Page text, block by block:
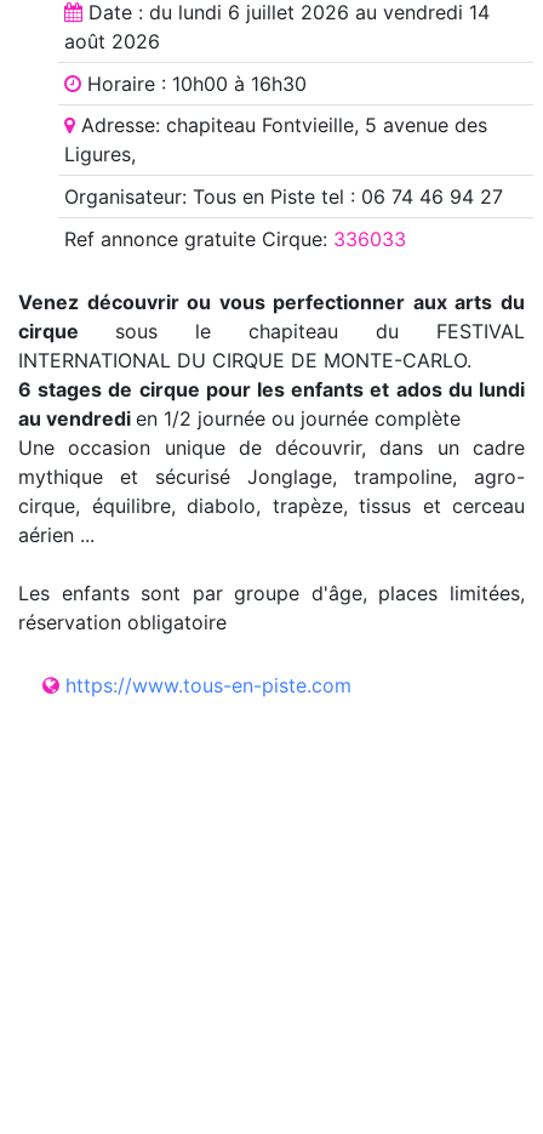
Date : du lundi 6 juillet 2026 au vendredi 14
août 2026
Horaire : 10h00 à 16h30
Adresse: chapiteau Fontvieille, 5 avenue des
Ligures,
Organisateur: Tous en Piste tel : 06 74 46 94 27
Ref annoncegratuite Cirque: 336033
Venez découvrir ou vous perfectionner aux arts du
cirque sous le chapiteau du FESTIVAL
INTERNATIONAL DU CIRQUE DE MONTE-CARLO.
6 stages de cirque pour les enfants et ados du lundi
au vendredi en 1/2 journée ou journée complète
Une occasion unique de découvrir, dans un cadre
mythique et sécurisé Jonglage, trampoline, agro-
cirque, équilibre, diabolo, trapèze, tissus et cerceau
aérien ...
Les enfants sont par groupe d'âge, places limitées,
réservation obligatoire
https://www.tous-en-piste.com